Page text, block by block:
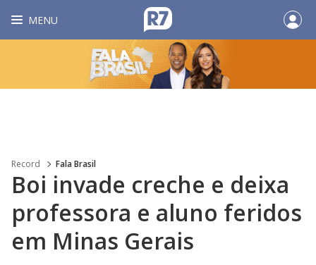
MENU
Record Fala Brasil
Boi invade creche e deixa
professora e aluno feridos
em Minas Gerais